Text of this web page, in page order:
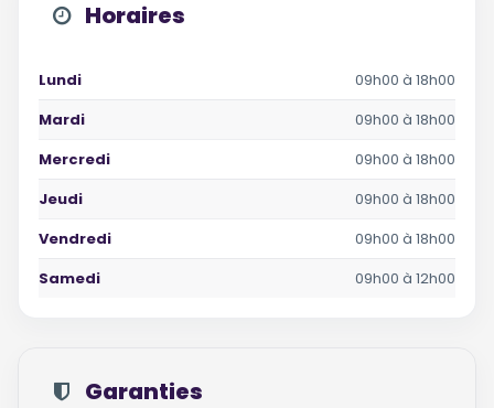
Horaires
Lundi
09h00 à 18h00
Mardi
09h00 à 18h00
Mercredi
09h00 à 18h00
Jeudi
09h00 à 18h00
Vendredi
09h00 à 18h00
Samedi
09h00 à 12h00
Garanties